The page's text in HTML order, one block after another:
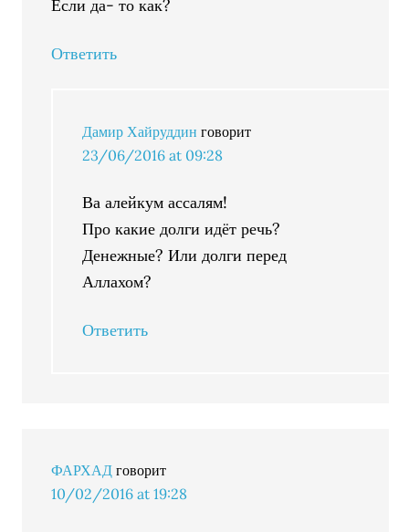
Если да- то как?
Ответить
Дамир Хайруддин говорит
23/06/2016 at 09:28
Ва алейкум ассалям!
Про какие долги идёт речь?
Денежные? Или долги перед
Аллахом?
Ответить
ФАРХАД говорит
10/02/2016 at 19:28